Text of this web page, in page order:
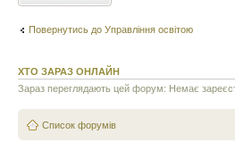
Повернутись до Управління освітою
ХТО ЗАРАЗ ОНЛАЙН
Зараз переглядають цей форум: Немає
Список форумів